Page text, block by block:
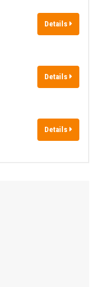
Details
Details
Details